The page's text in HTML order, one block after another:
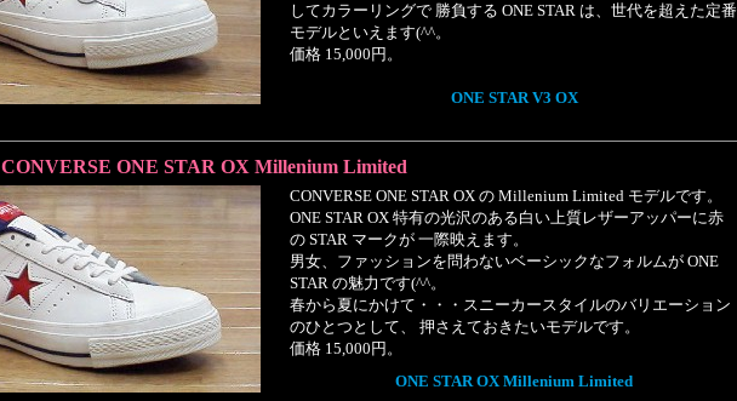
してカラーリングで 勝負する ONE STAR は、世代を超えた定番
モデルといえます(^^。
価格 15,000円。
ONE STAR V3 OX
CONVERSE ONE STAR OX Millenium Limited
CONVERSE ONE STAR OX の Millenium Limited モデルです。
ONE STAR OX 特有の光沢のある白い上質レザーアッパーに赤
の STAR マークが 一際映えます。
男女、ファッションを問わないベーシックなフォルムが ONE
STAR の魅力です(^^。
春から夏にかけて・・・スニーカースタイルのバリエーション
のひとつとして、 押さえておきたいモデルです。
価格 15,000円。
ONE STAR OX Millenium Limited